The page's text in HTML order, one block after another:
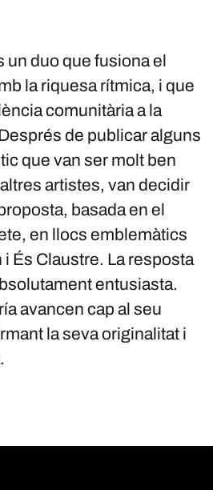
un duo que fusiona el
la riquesa rítmica, i que
comunitària a la
de publicar alguns
que van ser molt ben
artistes, van decidir
basada en el
en llocs emblemàtics
És Claustre. La resposta
entusiasta.
avancen cap al seu
la seva originalitat i